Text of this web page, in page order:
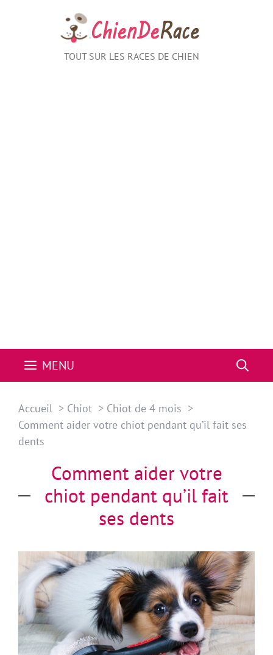
TOUT SUR LES RACES DE CHIEN
MENU
Accueil Chiot
Chiot de 4 mois
Comment aider votre chiot pendant qu’il fait ses
dents
Comment aider votre
chiot pendant qu’il fait
ses dents